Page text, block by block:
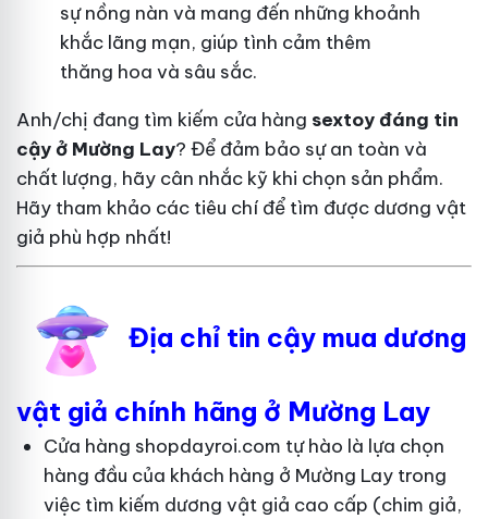
sự nồng nàn và mang đến những khoảnh
khắc lãng mạn, giúp tình cảm thêm
thăng hoa và sâu sắc.
Anh/chị đang tìm kiếm cửa hàng sextoy đáng tin
cậy ở Mường Lay? Để đảm bảo sự an toàn và
chất lượng, hãy cân nhắc kỹ khi chọn sản phẩm.
Hãy tham khảo các tiêu chí để tìm được dương vật
giả phù hợp nhất!
Địa chỉ tin cậy mua dương
vật giả chính hãng ở Mường Lay
Cửa hàng shopdayroi.com tự hào là lựa chọn
hàng đầu của khách hàng ở Mường Lay trong
việc tìm kiếm dương vật giả cao cấp (chim giả,